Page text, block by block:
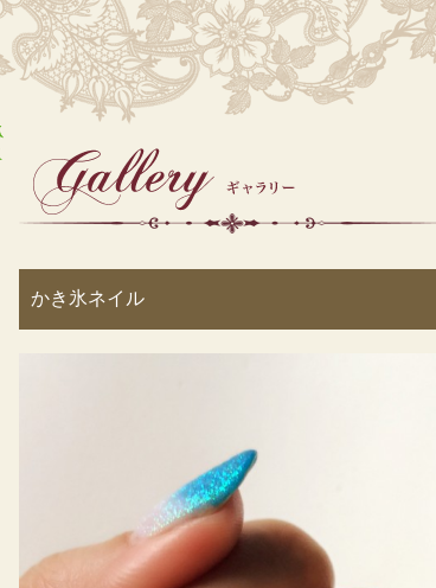
かき氷ネイル